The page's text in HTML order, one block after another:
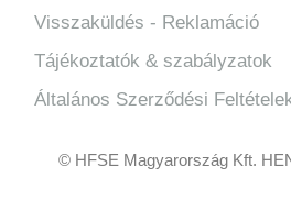
Visszaküldés - Reklamáció
Tájékoztatók & szabályzatok
Általános Szerződési
© HFSE Magyarország Kft.